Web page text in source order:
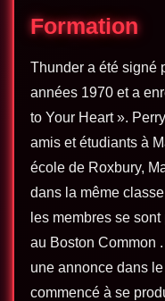
Formation
Thunder a été signé
années 1970 et a
to Your Heart ».
amis et étudiants à
école de Roxbury,
dans la même
les membres se
au Boston Common
une annonce dans le
commencé à se